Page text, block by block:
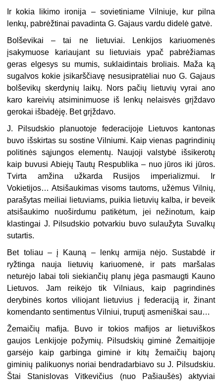
Ir kokia likimo ironija – sovietiniame Vilniuje, kur pilna
lenkų, pabrėžtinai pavadinta G. Gajaus vardu didelė gatvė.
Bolševikai – tai ne lietuviai. Lenkijos kariuomenės
įsakymuose kariaujant su lietuviais ypač pabrėžiamas
geras elgesys su mumis, suklaidintais broliais. Maža ką
sugalvos kokie įsikarščiavę nesusipratėliai nuo G. Gajaus
bolševikų skerdynių laikų. Nors pačių lietuvių vyrai ano
karo kareivių atsiminimuose iš lenkų nelaisvės grįždavo
gerokai išbadėję. Bet grįždavo.
J. Pilsudskio planuotoje federacijoje Lietuvos kantonas
buvo išskirtas su sostine Vilniumi. Kaip vienas pagrindinių
politinės sąjungos elementų. Naujoji valstybė išsikerotų
kaip buvusi Abiejų Tautų Respublika – nuo jūros iki jūros.
Tvirta amžina užkarda Rusijos imperializmui. Ir
Vokietijos… Atsišaukimas visoms tautoms, užėmus Vilnių,
parašytas meiliai lietuviams, puikia lietuvių kalba, ir beveik
atsišaukimo nuoširdumu patikėtum, jei nežinotum, kaip
klastingai J. Pilsudskio potvarkiu buvo sulaužyta Suvalkų
sutartis.
Bet toliau – į Kauną – lenkų armija nėjo. Sustabdė ir
ryžtinga nauja lietuvių kariuomenė, ir pats maršalas
neturėjo labai toli siekiančių planų jėga pasmaugti Kauno
Lietuvos. Jam reikėjo tik Vilniaus, kaip pagrindinės
derybinės kortos viliojant lietuvius į federaciją ir, žinant
komendanto sentimentus Vilniui, truputį asmeniškai sau…
Žemaičių mafija. Buvo ir tokios mafijos ar lietuviškos
gaujos Lenkijoje požymių. Pilsudskių giminė Žemaitijoje
garsėjo kaip garbinga giminė ir kitų žemaičių bajorų
giminių palikuonys noriai bendradarbiavo su J. Pilsudskiu.
Štai Stanislovas Vitkevičius (nuo Pašiaušės) aktyviai